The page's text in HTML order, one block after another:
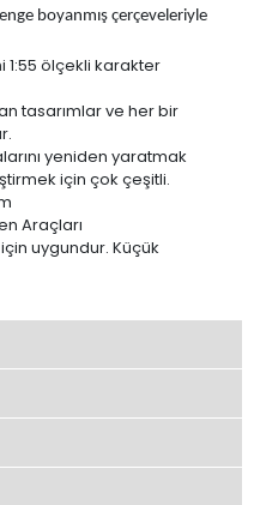
boyanmış çerçeveleriyle
1:55 ölçekli karakter
tasarımlar ve her bir
yeniden yaratmak
için çok çeşitli.
Araçları
uygundur. Küçük